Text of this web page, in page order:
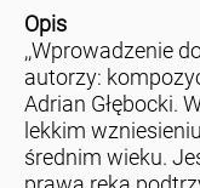
Opis
,,Wprowadzenie
autorzy:
Adrian Głębocki.
lekkim
średnim wieku.